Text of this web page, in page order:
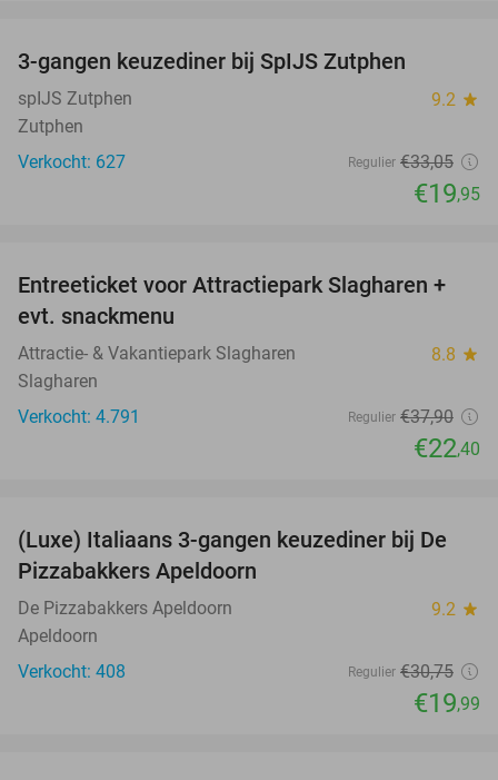
3-gangen keuzediner bij SpIJS Zutphen
spIJS Zutphen 9.2 star
Zutphen
Verkocht: 627
Regulier €33,05
€19,95
41%
Entreeticket voor Attractiepark Slagharen +
evt. snackmenu
Attractie- & Vakantiepark Slagharen 8.8 star
Slagharen
Verkocht: 4.791
Regulier €37,90
€22,40
35%
(Luxe) Italiaans 3-gangen keuzediner bij De
Pizzabakkers Apeldoorn
De Pizzabakkers Apeldoorn 9.2 star
Apeldoorn
Verkocht: 408
Regulier €30,75
€19,99